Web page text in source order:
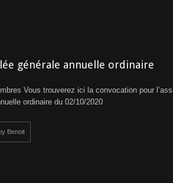
générale annuelle ordinaire
Vous trouverez ici la convocation pour
ordinaire du 02/10/2020
Benoit